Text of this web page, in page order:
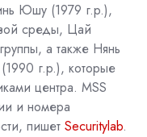
Юшу (1979 г.р.),
среды, Цай
а также Нянь
г.р.), которые
центра. MSS
и номера
пишет Securitylab.